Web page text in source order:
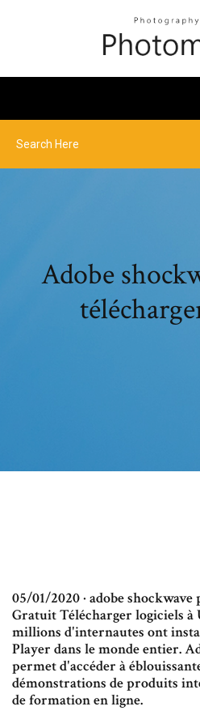
Adobe
05/01/2020 · adobe shockwave
Gratuit Télécharger logiciels à
millions d'internautes ont
Player dans le monde entier.
permet d'accéder à
démonstrations de produits
de formation en ligne.